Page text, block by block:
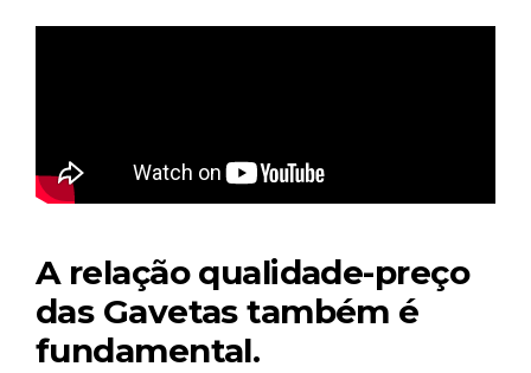
A relação qualidade-preço
das Gavetas também é
fundamental.